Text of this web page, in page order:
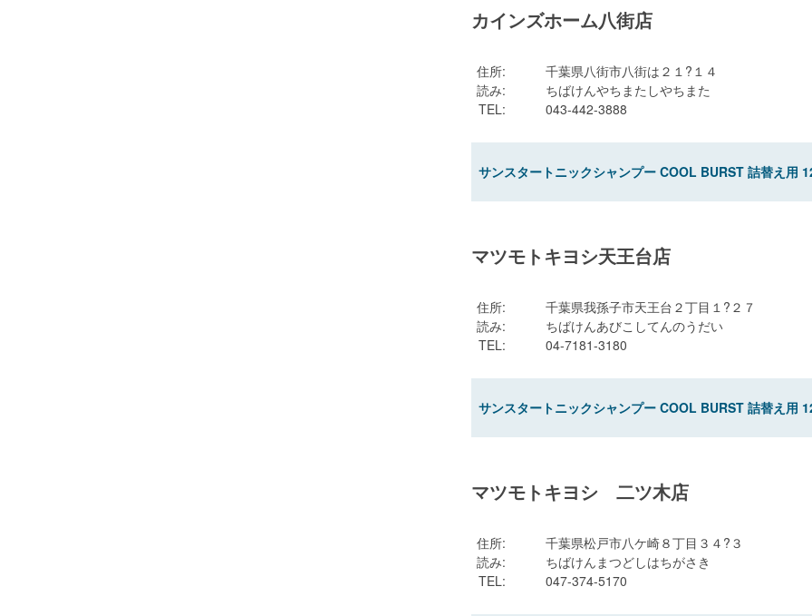
カインズホーム八街店
住所:
千葉県八街市八街は２１?１４
読み:
ちばけんやちまたしやちまた
TEL: 043-442-3888
サンスタートニックシャンプー COOL BURST 詰替え用
マツモトキヨシ天王台店
住所:
千葉県我孫子市天王台２丁目１?２７
読み:
ちばけんあびこしてんのうだい
TEL: 04-7181-3180
サンスタートニックシャンプー COOL BURST 詰替え用
マツモトキヨシ 二ツ木店
住所:
千葉県松戸市八ケ崎８丁目３４?３
読み:
ちばけんまつどしはちがさき
TEL: 047-374-5170